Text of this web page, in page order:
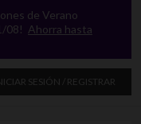
de Verano
08! Ahorra hasta
SESIÓN / REGISTRAR